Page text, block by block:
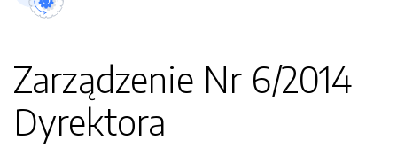
Zarządzenie Nr 6/2014
Dyrektora